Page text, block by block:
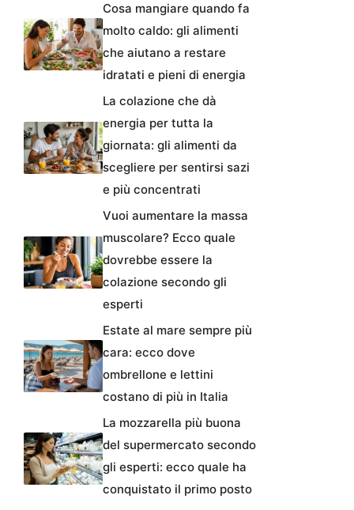
Cosa mangiare quando fa
molto caldo: gli alimenti
che aiutano a restare
idratati e pieni di energia
La colazione che dà
energia per tutta la
giornata: gli alimenti da
scegliere per sentirsi sazi
e più concentrati
Vuoi aumentare la massa
muscolare? Ecco quale
dovrebbe essere la
colazione secondo gli
esperti
Estate al mare sempre più
cara: ecco dove
ombrellone e lettini
costano di più in Italia
La mozzarella più buona
del supermercato secondo
gli esperti: ecco quale ha
conquistato il primo posto